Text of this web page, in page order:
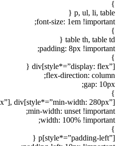
}
p, ul, li, table {
font-size: 1em !important;
}
table th, table td {
padding: 8px !important;
}
div[style*=”display: flex”] {
flex-direction: column;
gap: 10px;
}
div[style*=”min-width: 280px”] {
min-width: unset !important;
width: 100% !important;
}
p[style*=”padding-left”] {